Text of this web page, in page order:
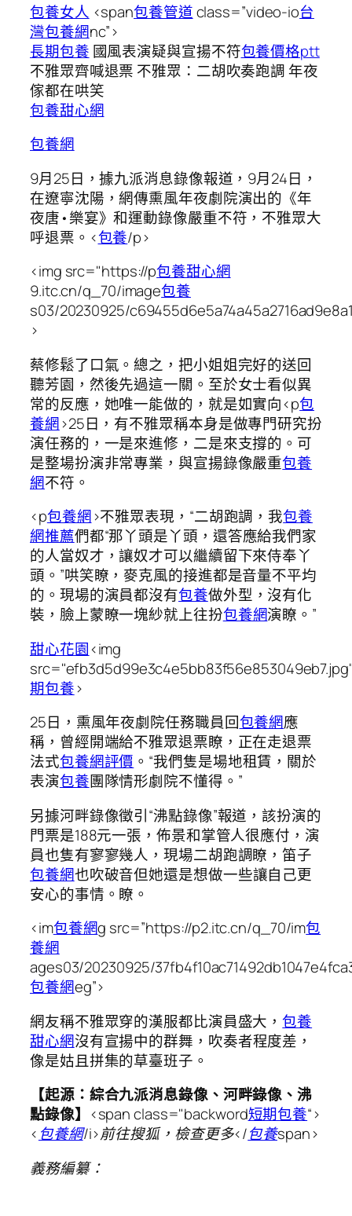
包養女人 <span包養管道class=”video-io台
灣包養網nc”>
長期包養 國風表演疑與宣揚不符包養價格ptt
不雅眾齊喊退票 不雅眾：二胡吹奏跑調 年夜
傢都在哄笑
包養甜心網
包養網
9月25日，據九派消息錄像報道，9月24日，
在遼寧沈陽，網傳熏風年夜劇院演出的《年
夜唐•樂宴》和運動錄像嚴重不符，不雅眾大
呼退票。<包養/p>
<img src="https://p包養甜心網
9.itc.cn/q_70/image包養
s03/20230925/
>
蔡修鬆了口氣。總之，把小姐姐完好的送回
聽芳園，然後先過這一關。至於女士看似異
常的反應，她唯一能做的，就是如實向<p包
養網>25日，有不雅眾稱本身是做專門研究扮
演任務的，一是來進修，二是來支撐的。可
是整場扮演非常專業，與宣揚錄像嚴重包養
網不符。
<p包養網>不雅眾表現，“二胡跑調，我包養
網推薦們都“那丫頭是丫頭，還答應給我們家
的人當奴才，讓奴才可以繼續留下來侍奉丫
頭。”哄笑瞭，麥克風的接進都是音量不平均
的。現場的演員都沒有包養做外型，沒有化
裝，臉上蒙瞭一塊紗就上往扮包養網演瞭。”
甜心花園<img
期包養>
25日，熏風年夜劇院任務職員回包養網應
稱，曾經開端給不雅眾退票瞭，正在走退票
法式包養網評價 。“我們隻是場地租賃，關於
表演包養團隊情形劇院不懂得。”
另據河畔錄像徵引“沸點錄像”報道，該扮演的
門票是188元一張，佈景和掌管人很應付，演
員也隻有寥寥幾人，現場二胡跑調瞭，笛子
包養網也吹破音但她還是想做一些讓自己更
安心的事情。瞭。
<im包養網g src=”https://p2.itc.cn/q_70/im包
養網
ages03/20230925/
包養網eg”>
網友稱不雅眾穿的漢服都比演員盛大，包養
甜心網沒有宣揚中的群舞，吹奏者程度差，
像是姑且拼集的草臺班子。
【起源：綜合九派消息錄像、河畔錄像、沸
點錄像】 <span class="backword短期包養“>
< 包養網/i>前往搜狐，檢查更多</包養span>
義務編纂：